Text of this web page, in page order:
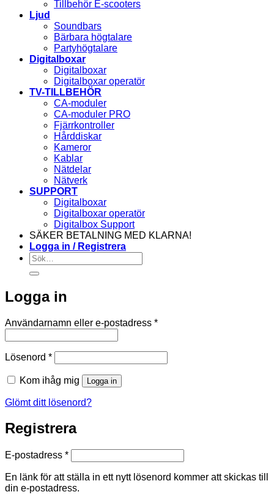
Tillbehör E-scooters
Ljud
Soundbars
Bärbara högtalare
Partyhögtalare
Digitalboxar
Digitalboxar
Digitalboxar operatör
TV-TILLBEHÖR
CA-moduler
CA-moduler PRO
Fjärrkontroller
Hårddiskar
Kameror
Kablar
Nätdelar
Nätverk
SUPPORT
Digitalboxar
Digitalboxar operatör
Digitalbox Support
SÄKER BETALNING MED KLARNA!
Logga in / Registrera
Sök
efter:
Logga in
Användarnamn eller e-postadress *Obligatoriskt
Lösenord *Obligatoriskt
Kom ihåg mig Logga in
Glömt ditt lösenord?
Registrera
E-postadress *Obligatoriskt
En länk för att ställa in ett nytt lösenord kommer att skickas till
din e-postadress.